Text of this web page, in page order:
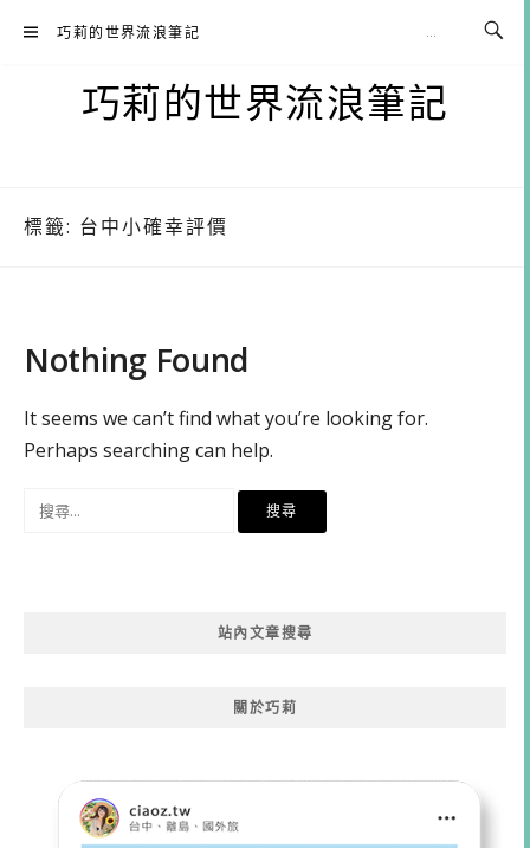
巧莉的世界流浪筆記
巧莉的世界流浪筆記
標籤: 台中小確幸評價
Nothing Found
It seems we can’t find what you’re looking for.
Perhaps searching can help.
站內文章搜尋
關於巧莉